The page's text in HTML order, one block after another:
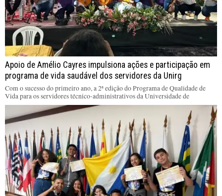
Apoio de Amélio Cayres impulsiona ações e participação em
programa de vida saudável dos servidores da Unirg
Com o sucesso do primeiro ano, a 2ª edição do Programa de Qualidade de
Vida para os servidores técnico-administrativos da Universidade de